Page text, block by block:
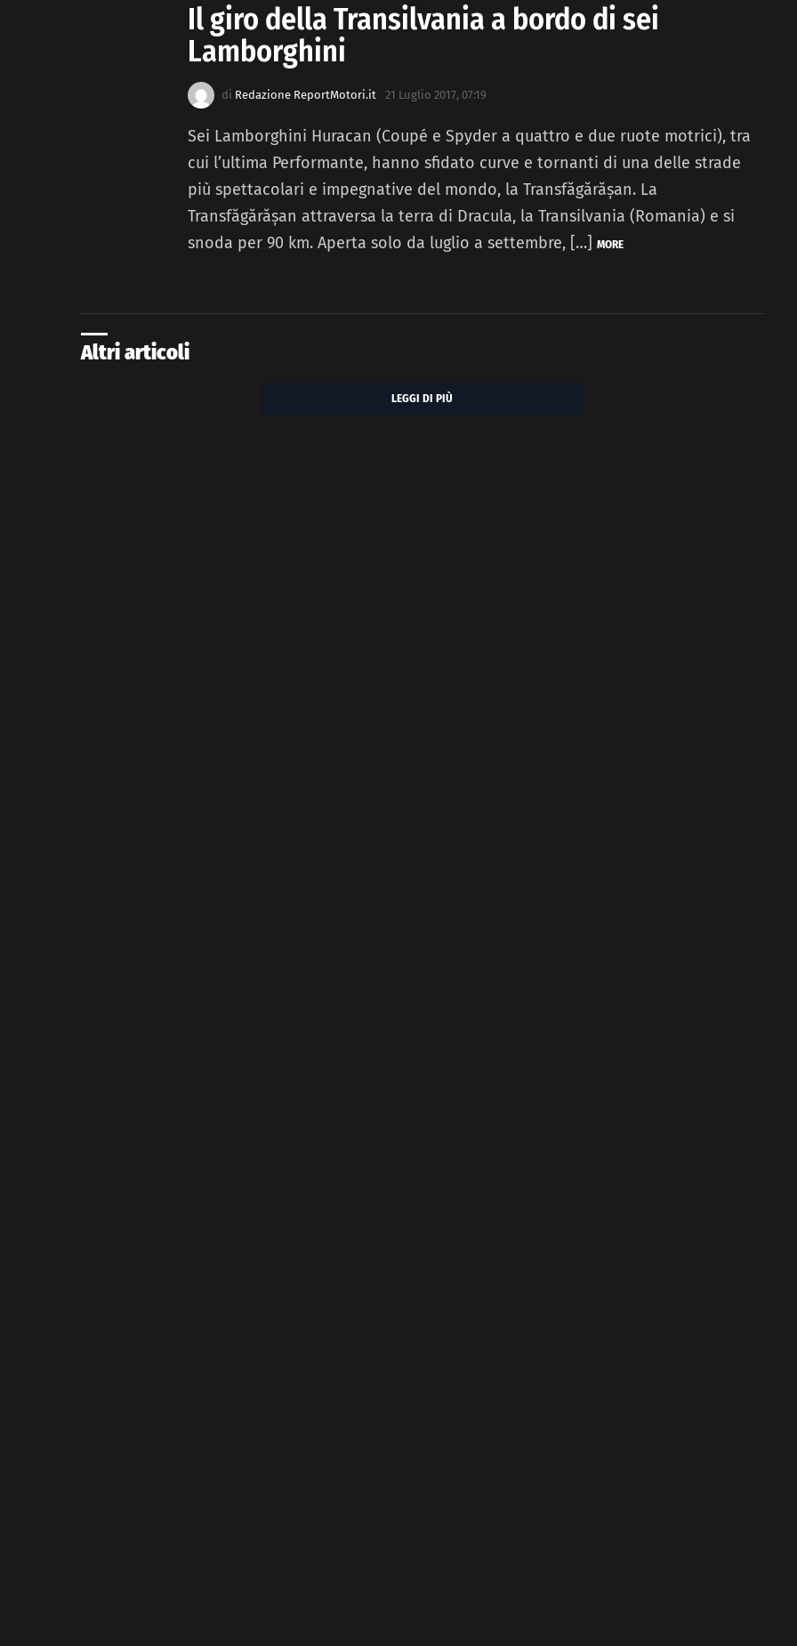
Il giro della Transilvania a bordo di sei
Lamborghini
di Redazione ReportMotori.it 21 Luglio 2017, 07:19
Sei Lamborghini Huracan (Coupé e Spyder a quattro e due ruote motrici), tra
cui l’ultima Performante, hanno sfidato curve e tornanti di una delle strade
più spettacolari e impegnative del mondo, la Transfăgărășan. La
Transfăgărășan attraversa la terra di Dracula, la Transilvania (Romania) e si
snoda per 90 km. Aperta solo da luglio a settembre, […] MORE
Altri articoli
LEGGI DI PIÙ